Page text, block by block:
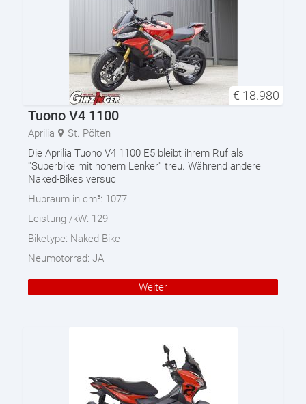
€ 18.980
Tuono V4 1100
Aprilia
St. Pölten
Die Aprilia Tuono V4 1100 E5 bleibt ihrem Ruf als
''Superbike mit hohem Lenker'' treu. Während andere
Naked-Bikes versuc
Hubraum in cm³: 1077
Leistung /kW: 129
Biketype: Naked Bike
Neumotorrad: JA
Weiter